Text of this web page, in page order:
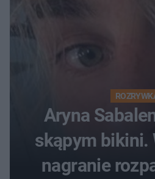
Aryna
skąpym bikini.
nagranie